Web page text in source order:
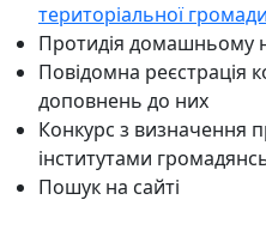
територіальної громади
Протидія домашньому
Повідомна реєстрація
доповнень до них
Конкурс з визначення
інститутами
Пошук на сайті